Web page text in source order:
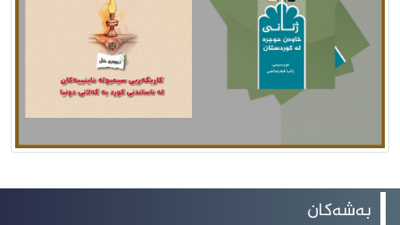
بەشەکان